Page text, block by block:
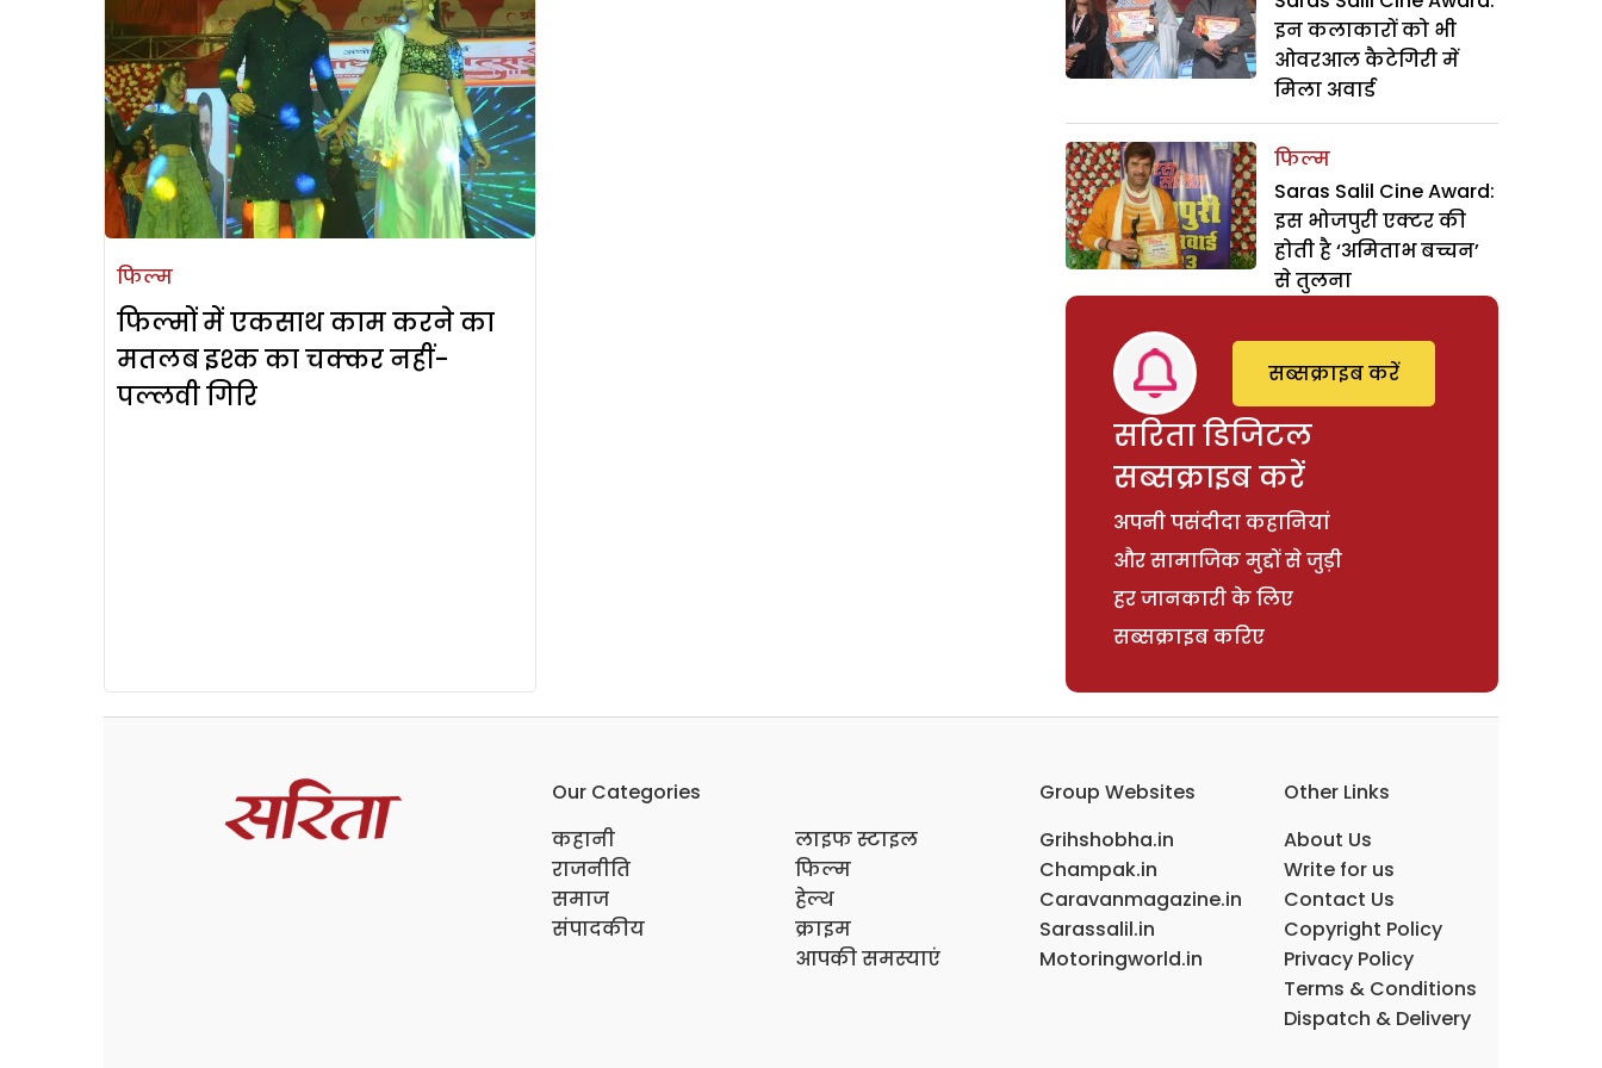
फिल्म
फिल्मों में एकसाथ काम करने का
मतलब इश्क का चक्कर नहीं-
पल्लवी गिरि
इन कलाकारों को भी
ओवरआल कैटेगिरी में
मिला अवार्ड
फिल्म
Saras Salil Cine Award:
इस भोजपुरी एक्टर की
होती है ‘अमिताभ बच्चन’
से तुलना
सरिता डिजिटल
सब्सक्राइब करें
अपनी पसंदीदा कहानियां
और सामाजिक मुद्दों से जुड़ी
हर जानकारी के लिए
सब्सक्राइब करिए
सब्सक्राइब करें
Our Categories
कहानी
राजनीति
समाज
संपादकीय
लाइफ स्टाइल
फिल्म
हेल्थ
क्राइम
आपकी समस्याएं
Group Websites
Grihshobha.in
Champak.in
Caravanmagazine.in
Sarassalil.in
Motoringworld.in
Other Links
About Us
Write for us
Contact Us
Copyright Policy
Privacy Policy
Terms & Conditions
Dispatch & Delivery